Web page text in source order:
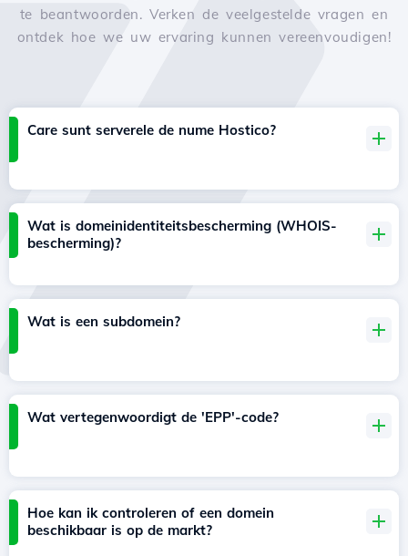
te beantwoorden. Verken de veelgestelde vragen en
ontdek hoe we uw ervaring kunnen vereenvoudigen!
Care sunt serverele de nume Hostico?
Wat is domeinidentiteitsbescherming (WHOIS-
bescherming)?
Wat is een subdomein?
Wat vertegenwoordigt de 'EPP'-code?
Hoe kan ik controleren of een domein
beschikbaar is op de markt?